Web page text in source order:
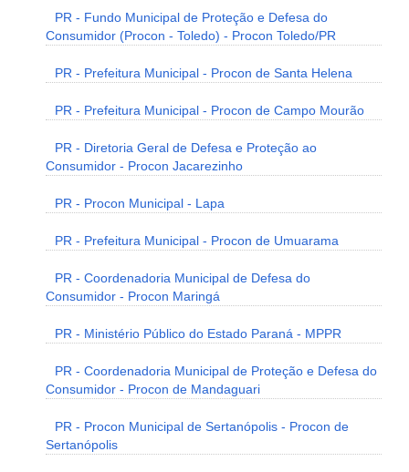
PR - Fundo Municipal de Proteção e Defesa do
Consumidor (Procon - Toledo) - Procon Toledo/PR
PR - Prefeitura Municipal - Procon de Santa Helena
PR - Prefeitura Municipal - Procon de Campo Mourão
PR - Diretoria Geral de Defesa e Proteção ao
Consumidor - Procon Jacarezinho
PR - Procon Municipal - Lapa
PR - Prefeitura Municipal - Procon de Umuarama
PR - Coordenadoria Municipal de Defesa do
Consumidor - Procon Maringá
PR - Ministério Público do Estado Paraná - MPPR
PR - Coordenadoria Municipal de Proteção e Defesa do
Consumidor - Procon de Mandaguari
PR - Procon Municipal de Sertanópolis - Procon de
Sertanópolis